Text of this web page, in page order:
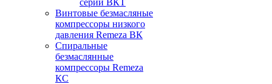
серии ВКТ
Винтовые безмасляные
компрессоры низкого
давления Remeza ВК
Спиральные
безмаслянные
компрессоры Remeza
КС